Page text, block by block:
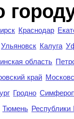
Краснодар
Ульяновск Калуга
область
край
Гродно
Тюмень Республики